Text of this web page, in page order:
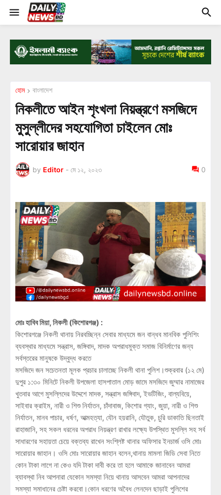
হোম বাংলাদেশ
নিকলীতে আইন শৃংখলা নিয়ন্ত্রণে মসজিদে
মুসুল্লীদের সহযোগিতা চাইলেন মোঃ
সারোয়ার জাহান
by Editor - মে ১২, ২০২৩ 0
মোঃ হাবিব মিয়া, নিকলী (কিশোরগঞ্জ) :
কিশোরগঞ্জে নিকলী থানায় নিরবচ্ছিন্ন সেবার মাধ্যমে জন বান্ধব মানবিক পুলিশিং
ব্যবস্থার মাধ্যমে সন্ত্রাস, জঙ্গিবাদ, মাদক অপরাধমুক্ত সমাজ বিনির্মাণের জন্য
সর্বস্তরের মানুষকে উদ্বুদ্ধ করতে
মসজিদে জন সচেতনতা মূলক প্রচার চালাচ্ছে নিকলী থানা পুলিশ।শুক্রবার (১২ মে)
দুপুর ১:৩০ মিনিটে নিকলী উপজেলা হাসপাতাল মোড় জামে মসজিদে জুম্মার নামাজের
খুতবার আগে মুসল্লিদের উদ্দেশে মাদক, সন্ত্রাস জঙ্গিবাদ, ইভটিজিং, বাল্যবিয়ে,
সাইবার ক্রাইম, নারী ও শিশু নির্যাতন, চাঁদাবাজ, কিশোর গ্যাং, জুয়া, নারী ও শিশু
নির্যাতন, মানব পাচার, ধর্ষণ, আত্মহত্যা, যৌন হয়রানি, যৌতুক, চুরি ডাকাতি ছিনতাই
রাহাজানি, সহ সকল ধরনের অপরাধ নিয়ন্ত্রণ রাখার লক্ষ্যে উপস্থিত মুসল্লি সহ সর্ব
সাধারণের সহায়তা চেয়ে বক্তব্য রাখেন সংশ্লিষ্ট থানার অফিসার ইনচার্জ ওসি মোঃ
সারোয়ার জাহান। ওসি মোঃ সারোয়ার জাহান বলেন,থানায় মামলা জিডি সেবা নিতে
কোন টাকা লাগে না কেও যদি টাকা দাবী করে তা হলে আমাকে জানাবেন আমরা
ব্যাবস্থা নিব আপনারা যেকোন সমস্যা নিয়ে থানায় আসবেন আমরা আপনাদের
সমস্যা সমাধানের চেষ্টা করবো।কোন ধরণের অবৈধ লেনদেন ছাড়াই পুলিশের